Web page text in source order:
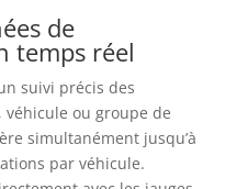
de
temps réel
suivi précis des
ou groupe de
simultanément jusqu’à
par véhicule.